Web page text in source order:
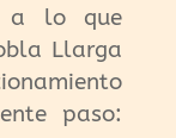
a lo que
Llarga
paso: